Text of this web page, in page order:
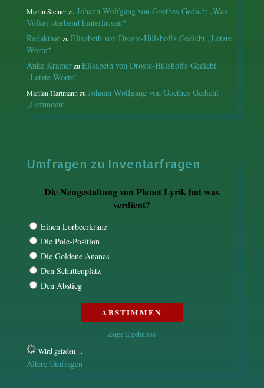
Martin SteinerzuJohann Wolfgang von Goethes Gedicht „Was
Völker sterbend hinterlassen“
RedaktionzuElisabeth von Droste-Hülshoffs Gedicht „Letzte
Worte“
Anke KramerzuElisabeth von Droste-Hülshoffs Gedicht
„Letzte Worte“
Marilen HartmannzuJohann Wolfgang von Goethes Gedicht
„Gefunden“
Umfragen zu Inventarfragen
Die Neugestaltung von Planet Lyrik hat was
verdient?
Einen Lorbeerkranz
Die Pole-Position
Die Goldene Ananas
Den Schattenplatz
Den Abstieg
Zeige Ergebnisse
Wird geladen ...
Ältere Umfragen